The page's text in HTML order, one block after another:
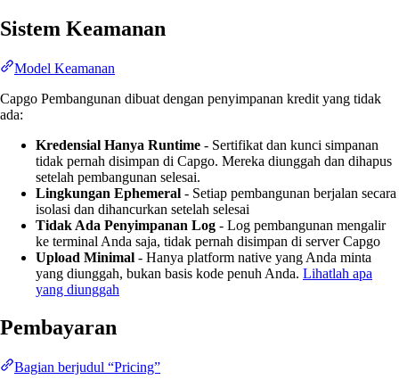
Sistem Keamanan
Model Keamanan
Capgo Pembangunan dibuat dengan penyimpanan kredit yang tidak
ada:
Kredensial Hanya Runtime - Sertifikat dan kunci simpanan
tidak pernah disimpan di Capgo. Mereka diunggah dan dihapus
setelah pembangunan selesai.
Lingkungan Ephemeral - Setiap pembangunan berjalan secara
isolasi dan dihancurkan setelah selesai
Tidak Ada Penyimpanan Log - Log pembangunan mengalir
ke terminal Anda saja, tidak pernah disimpan di server Capgo
Upload Minimal - Hanya platform native yang Anda minta
yang diunggah, bukan basis kode penuh Anda. Lihatlah apa
yang diunggah
Pembayaran
Bagian berjudul “Pricing”